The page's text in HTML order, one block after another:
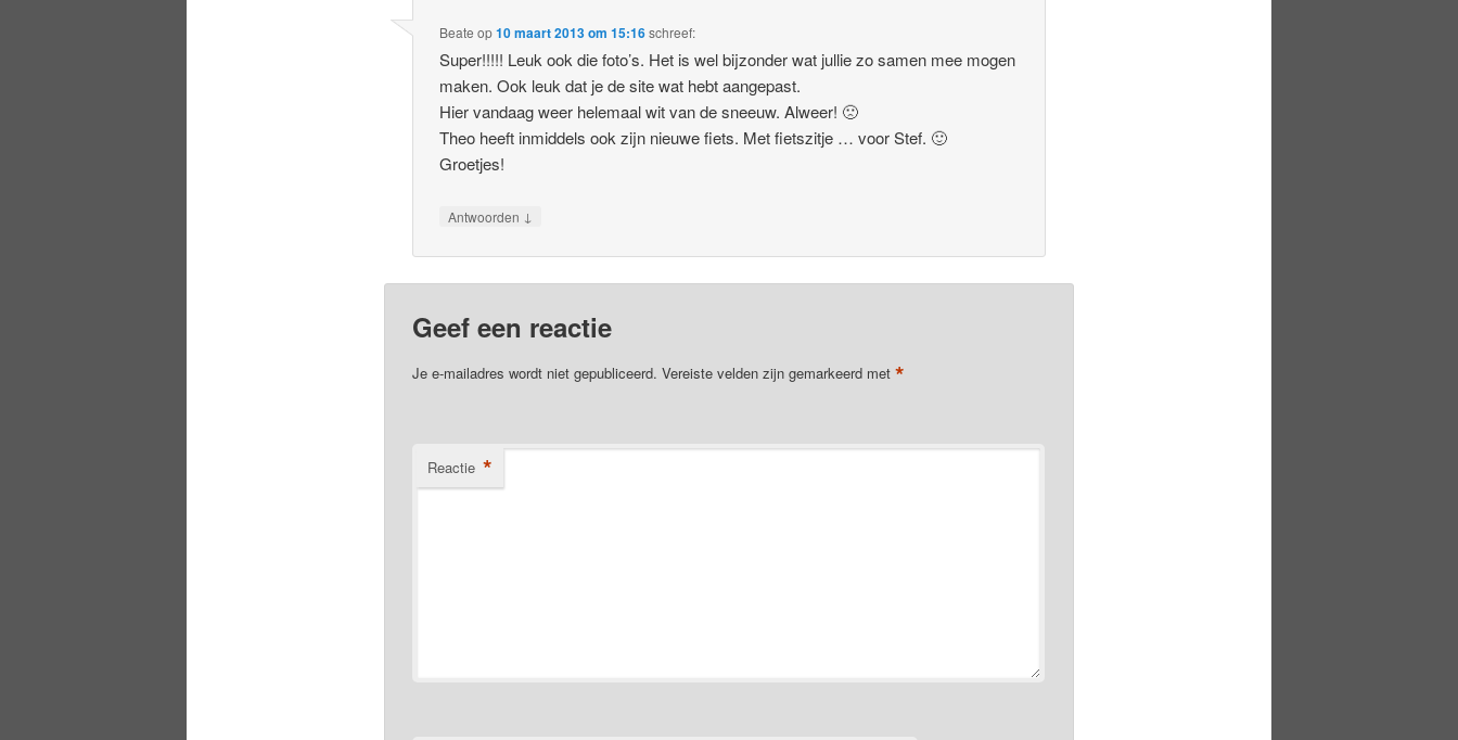
Beate op10 maart 2013 om 15:16schreef:
Super!!!!! Leuk ook die foto’s. Het is wel bijzonder wat jullie zo samen mee mogen
maken. Ook leuk dat je de site wat hebt aangepast.
Hier vandaag weer helemaal wit van de sneeuw. Alweer! 🙁
Theo heeft inmiddels ook zijn nieuwe fiets. Met fietszitje … voor Stef. 🙂
Groetjes!
Antwoorden ↓
Geef een reactie
Je e-mailadres wordt niet gepubliceerd. Vereiste velden zijn gemarkeerd met *
Reactie *